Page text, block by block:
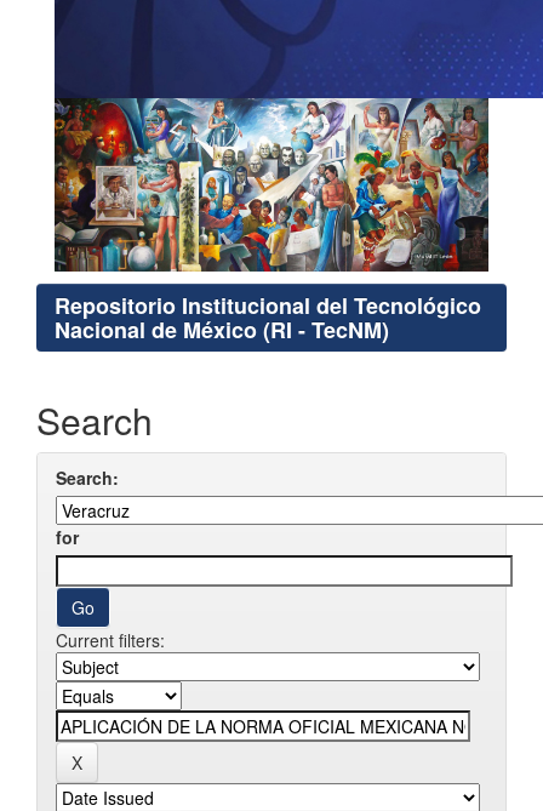
Repositorio Institucional del Tecnológico
Nacional de México (RI - TecNM)
Search
Search:
for
Current filters: